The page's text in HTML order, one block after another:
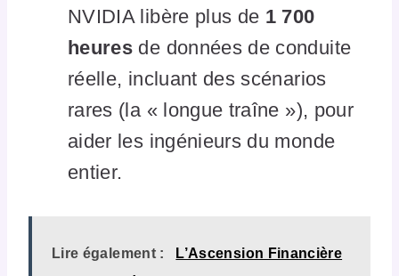
NVIDIA libère plus de 1 700
heures de données de conduite
réelle, incluant des scénarios
rares (la « longue traîne »), pour
aider les ingénieurs du monde
entier.
Lire également : L’Ascension Financière